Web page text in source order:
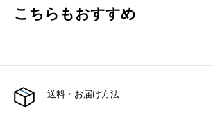
こちらもおすすめ
送料・お届け方法